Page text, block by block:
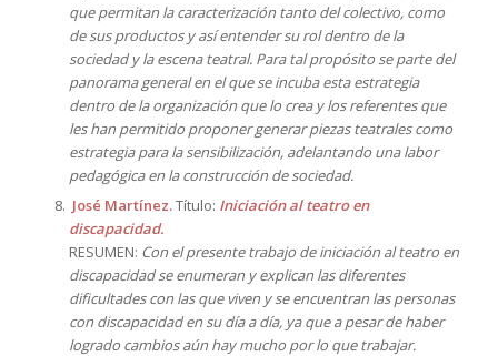
que permitan la caracterización tanto del colectivo, como
de sus productos y así entender su rol dentro de la
sociedad y la escena teatral. Para tal propósito se parte del
panorama general en el que se incuba esta estrategia
dentro de la organización que lo crea y los referentes que
les han permitido proponer generar piezas teatrales como
estrategia para la sensibilización, adelantando una labor
pedagógica en la construcción de sociedad.
José Martínez.Título: Iniciación al teatro en
discapacidad.
RESUMEN: Con el presente trabajo de iniciación al teatro en
discapacidad se enumeran y explican las diferentes
dificultades con las que viven y se encuentran las personas
con discapacidad en su día a día, ya que a pesar de haber
logrado cambios aún hay mucho por lo que trabajar.